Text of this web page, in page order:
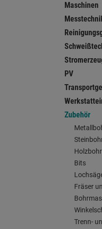
Maschinen
PV
Zubehör
Bits
Fräser
Trenn-